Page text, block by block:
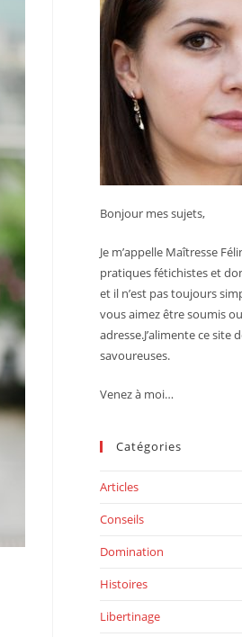
Bonjour mes sujets,
Je m’appelle Maîtresse
pratiques fétichistes et
et il n’est pas toujours
vous aimez être soumis
adresse.J’alimente ce site
savoureuses.
Venez à moi…
Catégories
Articles
Conseils
Domination
Histoires
Libertinage